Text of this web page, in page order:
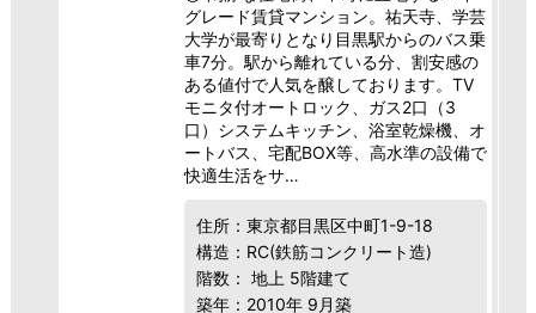
グレード賃貸マンション。祐天寺、学芸
大学が最寄りとなり目黒駅からのバス乗
車7分。駅から離れている分、割安感の
ある値付で人気を醸しております。TV
モニタ付オートロック、ガス2口（3
口）システムキッチン、浴室乾燥機、オ
ートバス、宅配BOX等、高水準の設備で
快適生活をサ…
住所：東京都目黒区中町1-9-18
構造：RC(鉄筋コンクリート造)
階数： 地上 5階建て
築年：2010年 9月築